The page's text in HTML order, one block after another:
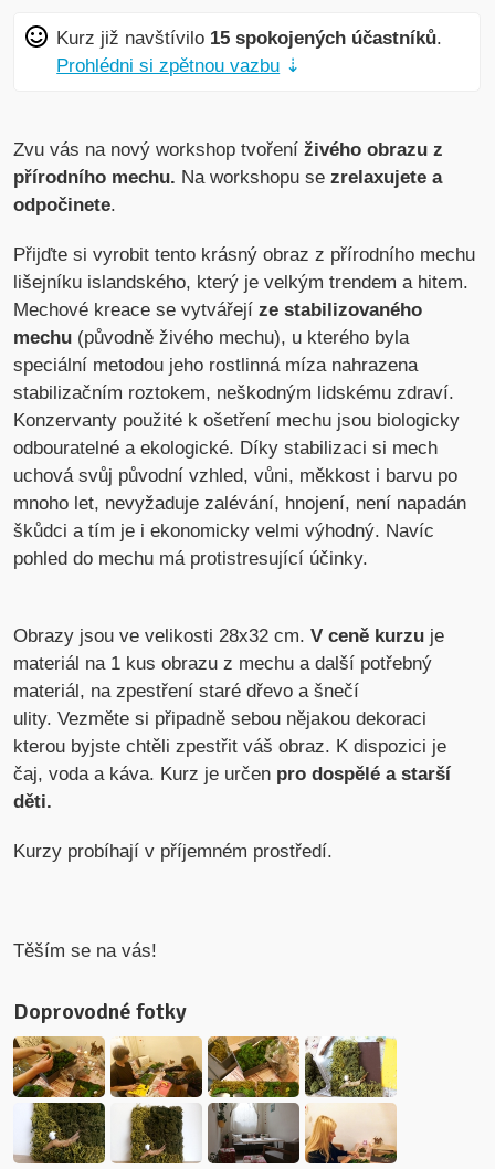
Kurz již navštívilo 15 spokojených účastníků.
Prohlédni si zpětnou vazbu ⇣
Zvu vás na nový workshop tvořeníživého obrazu z
přírodního mechu. Na workshopu sezrelaxujete a
odpočinete.
Přijďte si vyrobit tento krásný obraz z přírodního mechu
lišejníku islandského, který je velkým trendem a hitem.
Mechové kreace se vytvářejíze stabilizovaného
mechu (původně živého mechu), u kterého byla
speciální metodou jeho rostlinná míza nahrazena
stabilizačním roztokem, neškodným lidskému zdraví.
Konzervanty použité k ošetření mechu jsou biologicky
odbouratelné a ekologické. Díky stabilizaci si mech
uchová svůj původní vzhled, vůni, měkkost i barvu po
mnoho let, nevyžaduje zalévání, hnojení, není napadán
škůdci a tím je i ekonomicky velmi výhodný. Navíc
pohled do mechu má protistresující účinky.
Obrazy jsou ve velikosti 28x32 cm.V ceně kurzu je
materiál na 1 kus obrazu z mechu a další potřebný
materiál, na zpestření staré dřevo a šnečí
ulity. Vezměte si připadně sebou nějakou dekoraci
kterou byjste chtěli zpestřit váš obraz. K dispozici je
čaj, voda a káva. Kurz je určen pro dospělé a starší
děti.
Kurzy probíhají v příjemném prostředí.
Těším se na vás!
Doprovodné fotky